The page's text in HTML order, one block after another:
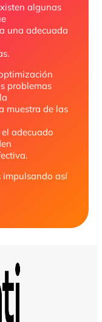
algunas
una adecuada
problemas
muestra de las
adecuado
impulsando así